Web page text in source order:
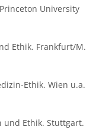
University
Ethik. Frankfurt/M.
Ethik. Wien u.a.
und Ethik. Stuttgart.